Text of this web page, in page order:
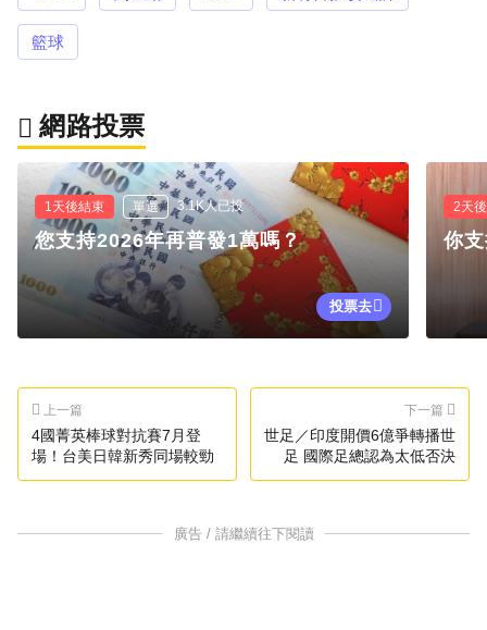
籃球
網路投票
1天後結束 單選 3.1K人已投
您支持2026年再普發1萬嗎？
投票去
2天
你
上一篇
4國菁英棒球對抗賽7月登
場！台美日韓新秀同場較勁
下一篇
世足／印度開價6億爭轉播世
足 國際足總認為太低否決
廣告 / 請繼續往下閱讀